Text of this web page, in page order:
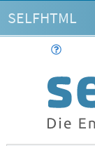
SELFHTML